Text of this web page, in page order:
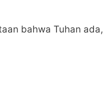
bahwa Tuhan ada,